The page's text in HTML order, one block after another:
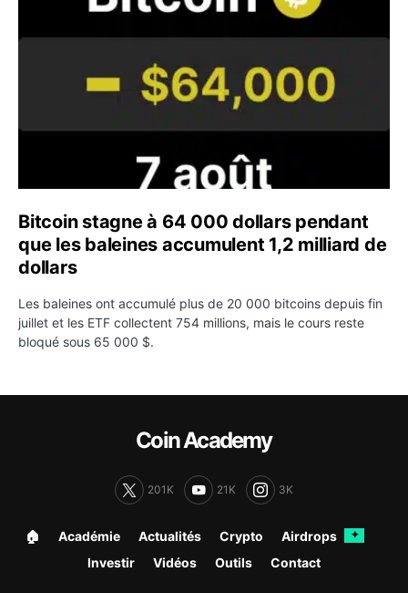
Bitcoin stagne à 64 000 dollars pendant
que les baleines accumulent 1,2 milliard de
dollars
Les baleines ont accumulé plus de 20 000 bitcoins depuis fin
juillet et les ETF collectent 754 millions, mais le cours reste
bloqué sous 65 000 $.
Coin Academy
201K 21K 3K
🏠︎ Académie Actualités Crypto Airdrops ✦
Investir Vidéos Outils Contact